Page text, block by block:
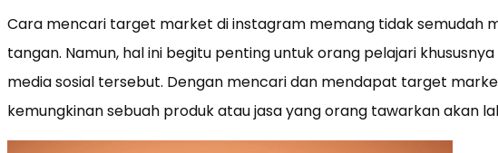
Cara mencari target market di instagram memang tidak semudah
tangan. Namun, hal ini begitu penting untuk orang pelajari
media sosial tersebut. Dengan mencari dan mendapat target
kemungkinan sebuah produk atau jasa yang orang tawarkan akan